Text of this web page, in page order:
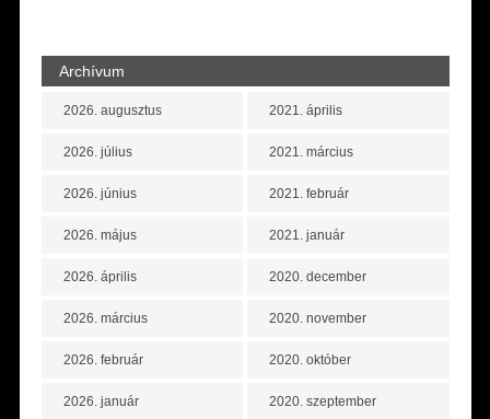
Archívum
2026. augusztus
2026. július
2026. június
2026. május
2026. április
2026. március
2026. február
2026. január
2021. április
2021. március
2021. február
2021. január
2020. december
2020. november
2020. október
2020. szeptember